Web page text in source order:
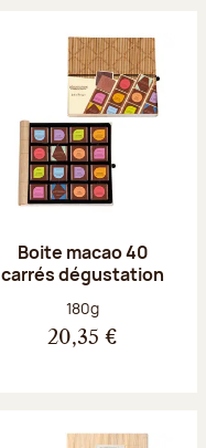
Boite macao 40
carrés dégustation
Poids net :
180g
20,35 €